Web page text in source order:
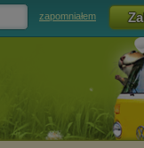
zapomniałem